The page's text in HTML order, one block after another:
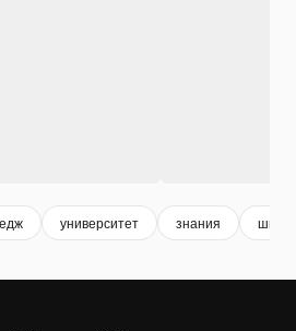
университет знания школа